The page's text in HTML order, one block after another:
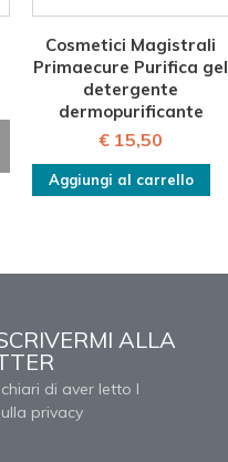
Cosmetici Magistrali
Primaecure Purifica gel
detergente
dermopurificante
€ 15,50
Aggiungi al carrello
ALLA
di aver letto l
privacy